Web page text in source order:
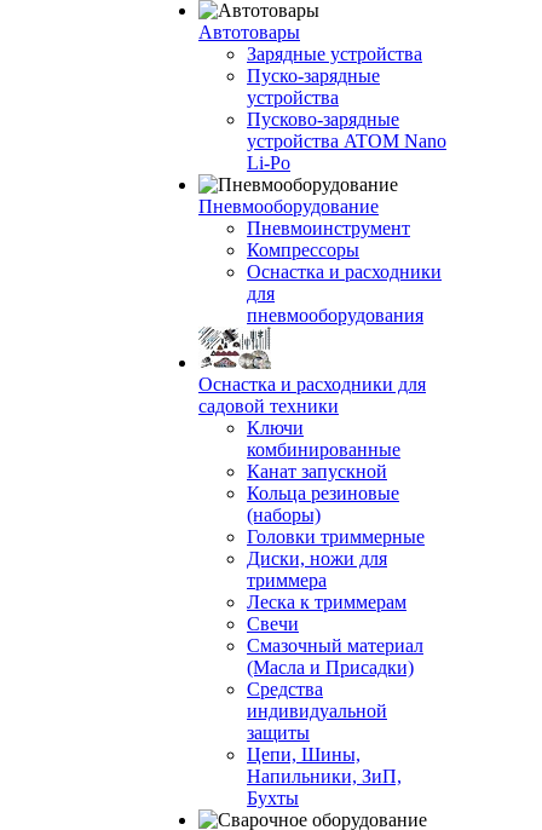
Автотовары
Зарядные устройства
Пуско-зарядные
устройства
Пусково-зарядные
устройства ATOM Nano
Li-Po
Пневмооборудование
Пневмоинструмент
Компрессоры
Оснастка и расходники
для
пневмооборудования
Оснастка и расходники для
садовой техники
Ключи
комбинированные
Канат запускной
Кольца резиновые
(наборы)
Головки триммерные
Диски, ножи для
триммера
Леска к триммерам
Свечи
Смазочный материал
(Масла и Присадки)
Средства
индивидуальной
защиты
Цепи, Шины,
Напильники, ЗиП,
Бухты